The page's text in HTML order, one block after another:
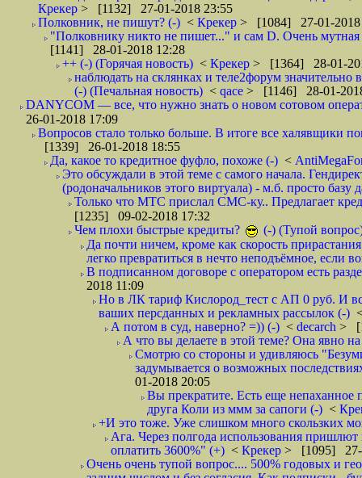
Крекер > [1132] 27-01-2018 23:55
Полковник, не пишут? (-) < Крекер > [1084] 27-01-2018
"Полковнику никто не пишет..." и сам D. Очень
[1141] 28-01-2018 12:28
++ (-) (Горячая новость) < Крекер > [1364] 28-01-
наблюдать на склянках и теле2форум
(-) (Печальная новость) < qace > [1146] 28-01-
DANYCOM — все, что нужно знать о новом сотовом
26-01-2018 17:09
Вопросов стало только больше. В итоге все халявщики
[1339] 26-01-2018 18:55
Да, какое то кредитное фуфло, похоже (-) <
Это обсуждали в этой теме с самого начала.
(родоначальников этого виртуала) - м.б. просто
Только что МТС прислал СМС-ку.. Предлагает
[1235] 09-02-2018 17:32
Чем плохи быстрые кредиты?
(-) (Тупой
Да почти ничем, кроме как скорость
легко превратиться в нечто неподъёмное, если
В подписанном договоре с оператором есть
2018 11:09
Но в ЛК тариф Кислород_тест с АП 0 руб. И
ваших персданных и рекламных рассылок (-)
А потом в суд, наверно? =)) (-) < decarch >
А что вы делаете в этой теме? Она явно
Смотрю со стороны и удивляюсь
задумывается о возможных
01-2018 20:05
Вы прекратите. Есть еще непаханное
друга Коли из ммм за сапоги (-) <
+И это тоже. Уже слишком много скользких
Ага. Через полгода использования
оплатить 3600%" (+) < Крекер > [1095] 27-
Очень очень тупой вопрос.... 500% годовых и